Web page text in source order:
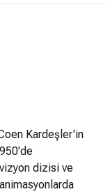
Kardeşler'in
dizisi ve